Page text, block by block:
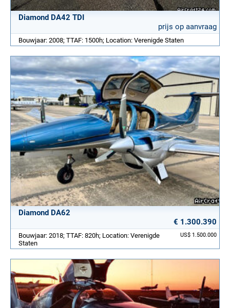
Diamond DA42 TDI
prijs op aanvraag
Bouwjaar: 2008; TTAF: 1500h; Location: Verenigde Staten
Diamond DA62
€ 1.300.390
US$ 1.500.000
Bouwjaar: 2018; TTAF: 820h; Location: Verenigde
Staten